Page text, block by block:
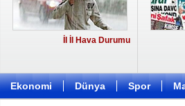
İl İl Hava Durumu
Ekonomi Dünya Spor